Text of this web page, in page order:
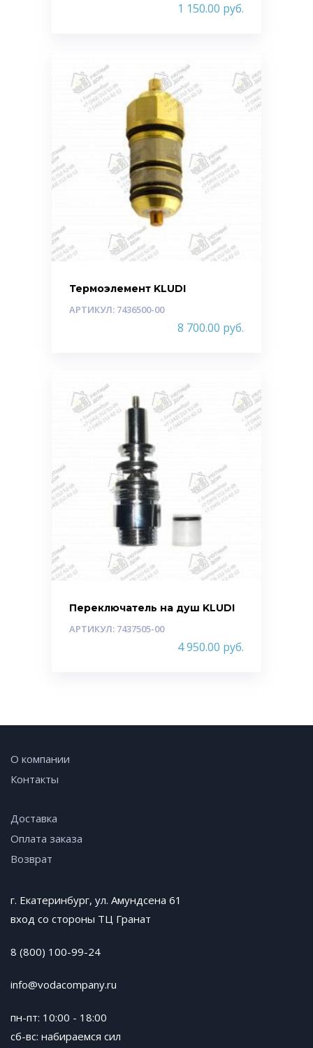
1 150.00 руб.
Термоэлемент KLUDI
АРТИКУЛ: 7436500-00
8 700.00 руб.
Переключатель на душ KLUDI
АРТИКУЛ: 7437505-00
4 950.00 руб.
О компании
Контакты
Доставка
Оплата заказа
Возврат
г. Екатеринбург, ул. Амундсена 61
вход со стороны ТЦ Гранат
8 (800) 100-99-24
info@vodacompany.ru
пн-пт: 10:00 - 18:00
сб-вс: набираемся сил